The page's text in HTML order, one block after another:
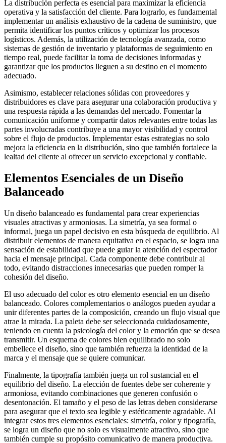
La distribución perfecta es esencial para maximizar la eficiencia
operativa y la satisfacción del cliente. Para lograrlo, es fundamental
implementar un análisis exhaustivo de la cadena de suministro, que
permita identificar los puntos críticos y optimizar los procesos
logísticos. Además, la utilización de tecnología avanzada, como
sistemas de gestión de inventario y plataformas de seguimiento en
tiempo real, puede facilitar la toma de decisiones informadas y
garantizar que los productos lleguen a su destino en el momento
adecuado.
Asimismo, establecer relaciones sólidas con proveedores y
distribuidores es clave para asegurar una colaboración productiva y
una respuesta rápida a las demandas del mercado. Fomentar la
comunicación uniforme y compartir datos relevantes entre todas las
partes involucradas contribuye a una mayor visibilidad y control
sobre el flujo de productos. Implementar estas estrategias no solo
mejora la eficiencia en la distribución, sino que también fortalece la
lealtad del cliente al ofrecer un servicio excepcional y confiable.
Elementos Esenciales de un Diseño
Balanceado
Un diseño balanceado es fundamental para crear experiencias
visuales atractivas y armoniosas. La simetría, ya sea formal o
informal, juega un papel decisivo en esta búsqueda de equilibrio. Al
distribuir elementos de manera equitativa en el espacio, se logra una
sensación de estabilidad que puede guiar la atención del espectador
hacia el mensaje principal. Cada componente debe contribuir al
todo, evitando distracciones innecesarias que pueden romper la
cohesión del diseño.
El uso adecuado del color es otro elemento esencial en un diseño
balanceado. Colores complementarios o análogos pueden ayudar a
unir diferentes partes de la composición, creando un flujo visual que
atrae la mirada. La paleta debe ser seleccionada cuidadosamente,
teniendo en cuenta la psicología del color y la emoción que se desea
transmitir. Un esquema de colores bien equilibrado no solo
embellece el diseño, sino que también refuerza la identidad de la
marca y el mensaje que se quiere comunicar.
Finalmente, la tipografía también juega un rol sustancial en el
equilibrio del diseño. La elección de fuentes debe ser coherente y
armoniosa, evitando combinaciones que generen confusión o
desentonación. El tamaño y el peso de las letras deben considerarse
para asegurar que el texto sea legible y estéticamente agradable. Al
integrar estos tres elementos esenciales: simetría, color y tipografía,
se logra un diseño que no solo es visualmente atractivo, sino que
también cumple su propósito comunicativo de manera productiva.